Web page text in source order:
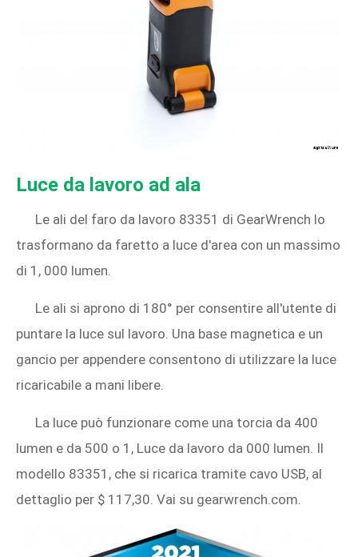
Luce da lavoro ad ala
Le ali del faro da lavoro 83351 di GearWrench lo
trasformano da faretto a luce d'area con un massimo
di 1, 000 lumen.
Le ali si aprono di 180° per consentire all'utente di
puntare la luce sul lavoro. Una base magnetica e un
gancio per appendere consentono di utilizzare la luce
ricaricabile a mani libere.
La luce può funzionare come una torcia da 400
lumen e da 500 o 1, Luce da lavoro da 000 lumen. Il
modello 83351, che si ricarica tramite cavo USB, al
dettaglio per $ 117,30. Vai su gearwrench.com.